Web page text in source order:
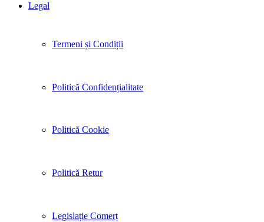
Legal
Termeni și Condiții
Politică Confidențialitate
Politică Cookie
Politică Retur
Legislație Comerț